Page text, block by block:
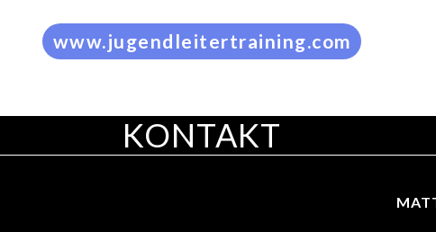
www.jugendleitertraining.com
KONTAKT